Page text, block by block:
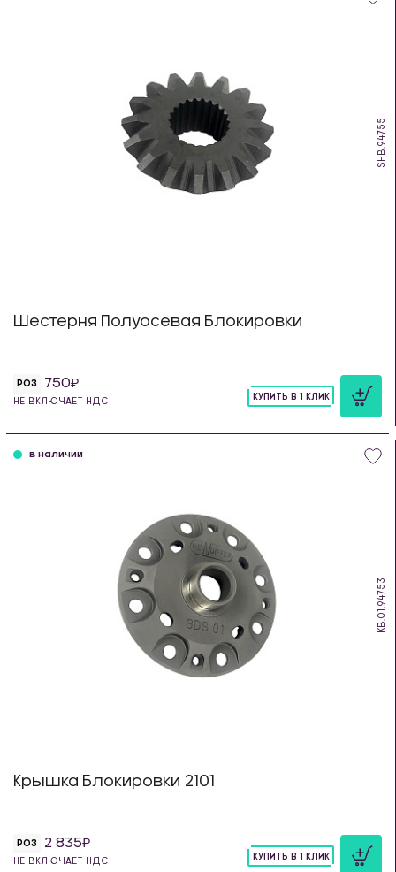
SHB.94755
Шестерня Полуосевая Блокировки
РОЗ 750
НЕ ВКЛЮЧАЕТ НДС
КУПИТЬ В 1 КЛИК
KB.01.94753
в наличии
Крышка Блокировки 2101
РОЗ 2 835
НЕ ВКЛЮЧАЕТ НДС
КУПИТЬ В 1 КЛИК